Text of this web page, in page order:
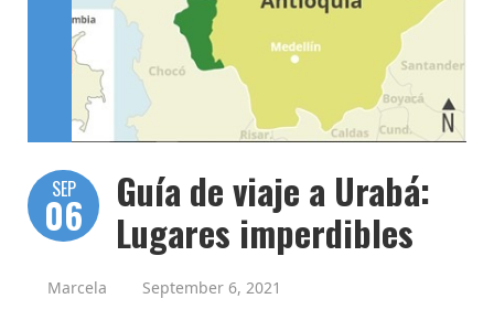
SEP
06
Guía de viaje a Urabá:
Lugares imperdibles
Marcela September 6, 2021